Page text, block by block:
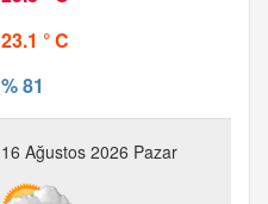
23.1 ° C
% 81
16 Ağustos 2026 Pazar